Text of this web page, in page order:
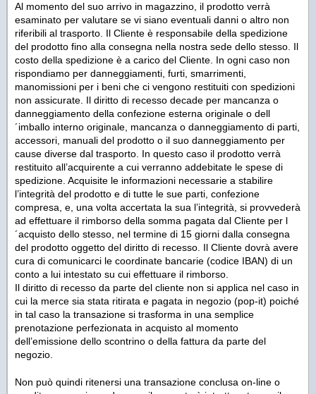
Al momento del suo arrivo in magazzino, il prodotto verrà
esaminato per valutare se vi siano eventuali danni o altro non
riferibili al trasporto. Il Cliente è responsabile della spedizione
del prodotto fino alla consegna nella nostra sede dello stesso. Il
costo della spedizione è a carico del Cliente. In ogni caso non
rispondiamo per danneggiamenti, furti, smarrimenti,
manomissioni per i beni che ci vengono restituiti con spedizioni
non assicurate. Il diritto di recesso decade per mancanza o
danneggiamento della confezione esterna originale o dell
´imballo interno originale, mancanza o danneggiamento di parti,
accessori, manuali del prodotto o il suo danneggiamento per
cause diverse dal trasporto. In questo caso il prodotto verrà
restituito all’acquirente a cui verranno addebitate le spese di
spedizione. Acquisite le informazioni necessarie a stabilire
l’integrità del prodotto e di tutte le sue parti, confezione
compresa, e, una volta accertata la sua l’integrità, si provvederà
ad effettuare il rimborso della somma pagata dal Cliente per l
´acquisto dello stesso, nel termine di 15 giorni dalla consegna
del prodotto oggetto del diritto di recesso. Il Cliente dovrà avere
cura di comunicarci le coordinate bancarie (codice IBAN) di un
conto a lui intestato su cui effettuare il rimborso.
Il diritto di recesso da parte del cliente non si applica nel caso in
cui la merce sia stata ritirata e pagata in negozio (pop-it) poiché
in tal caso la transazione si trasforma in una semplice
prenotazione perfezionata in acquisto al momento
dell’emissione dello scontrino o della fattura da parte del
negozio.
Non può quindi ritenersi una transazione conclusa on-line o